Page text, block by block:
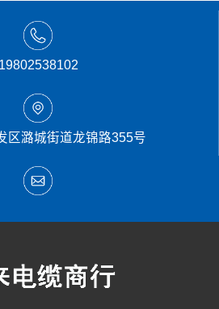
19802538102
区潞城街道龙锦路355号